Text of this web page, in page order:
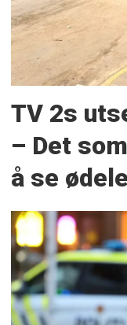
TV 2s
– Det
å se